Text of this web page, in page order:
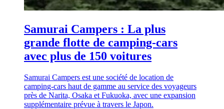
Samurai Campers : La plus
grande flotte de camping-cars
avec plus de 150 voitures
Samurai Campers est une société de location de
camping-cars haut de gamme au service des voyageurs
près de Narita, Osaka et Fukuoka, avec une expansion
supplémentaire prévue à travers le Japon.